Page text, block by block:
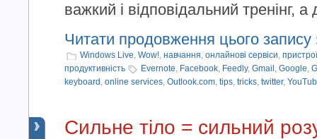
важкий і відповідальний тренінг, а
Читати продовження цього запису
Windows Live, Wow!, навчання, онлайнові сервіси, пристрої
продуктивність
Evernote, Facebook, Feedly, Gmail , Google,
keyboard , online services, Outlook.com, tips, tricks, twitter,
Сильне тіло = сильний